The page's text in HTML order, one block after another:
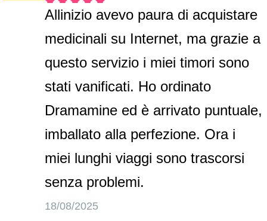
Allinizio avevo paura di acquistare
medicinali su Internet, ma grazie a
questo servizio i miei timori sono
stati vanificati. Ho ordinato
Dramamine ed è arrivato puntuale,
imballato alla perfezione. Ora i
miei lunghi viaggi sono trascorsi
senza problemi.
18/08/2025